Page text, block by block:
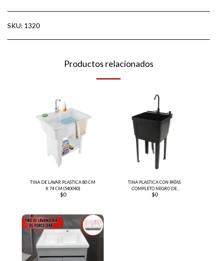
SKU: 1320
Productos relacionados
TINA DE LAVAR PLASTICA 80 CM
X 74 CM (540040)
$0
TINA PLASTICA CON PATAS
COMPLETO NEGRO DE
LAVANDERIA (1720)
$0